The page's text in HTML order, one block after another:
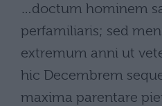
…doctum hominem
perfamiliaris; sed
extremum anni ut
hic Decembrem
maxima parentare